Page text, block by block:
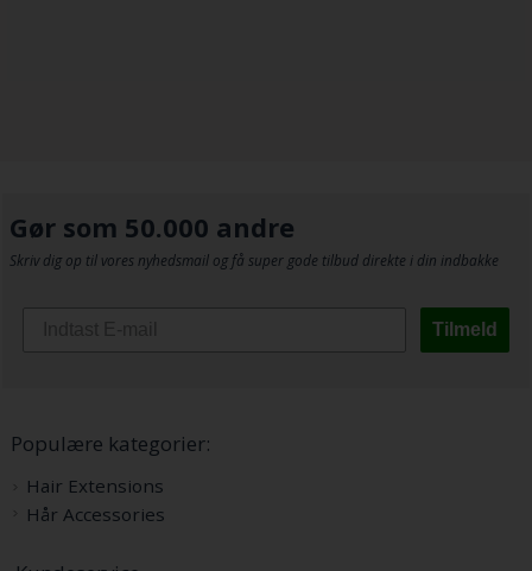
Gør som 50.000 andre
Skriv dig op til vores nyhedsmail og få super gode tilbud direkte i din indbakke
Tilmeld
Populære kategorier:
Hair Extensions
Hår Accessories